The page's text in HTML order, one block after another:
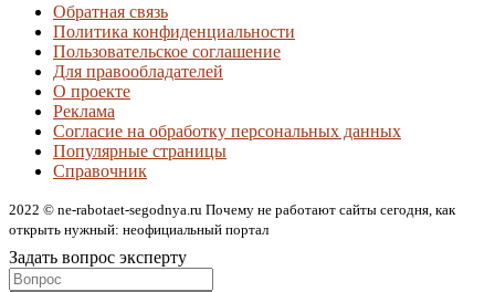
Обратная связь
Политика конфиденциальности
Пользовательское соглашение
Для правообладателей
О проекте
Реклама
Согласие на обработку персональных данных
Популярные страницы
Справочник
2022 © ne-rabotaet-segodnya.ru Почему не работают сайты сегодня, как
открыть нужный: неофициальный портал
Задать вопрос эксперту